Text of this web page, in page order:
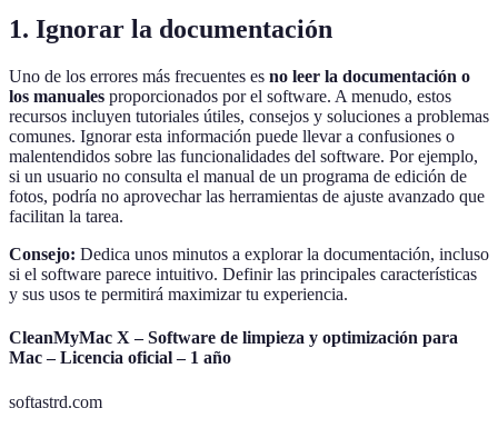
1. Ignorar la documentación
Uno de los errores más frecuentes es no leer la documentación o
los manuales proporcionados por el software. A menudo, estos
recursos incluyen tutoriales útiles, consejos y soluciones a problemas
comunes. Ignorar esta información puede llevar a confusiones o
malentendidos sobre las funcionalidades del software. Por ejemplo,
si un usuario no consulta el manual de un programa de edición de
fotos, podría no aprovechar las herramientas de ajuste avanzado que
facilitan la tarea.
Consejo: Dedica unos minutos a explorar la documentación, incluso
si el software parece intuitivo. Definir las principales características
y sus usos te permitirá maximizar tu experiencia.
CleanMyMac X – Software de limpieza y optimización para
Mac – Licencia oficial – 1 año
softastrd.com